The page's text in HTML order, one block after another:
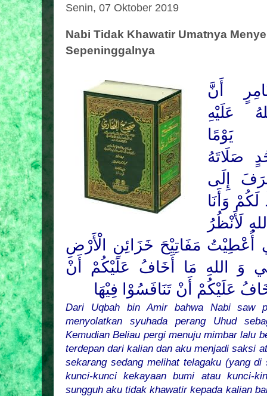
Senin, 07 Oktober 2019
Nabi Tidak Khawatir Umatnya
Sepeninggalnya
أَنَّ
عَلَيْهِ
صَلَاتَهُ
إِلَى
وَأَنَا
لَأَنْظُرُ
أُعْطِيْتُ مَفَاتِيْحَ خَزَائِنِ الْأَرْضِ
وَ اللهِ مَا أَخَافُ عَلَيْكُمْ أَنْ
عَلَيْكُمْ أَنْ تَنَافَسُوْا فِيْهَا
Dari Uqbah bin Amir bahwa Nabi saw
menyolatkan syuhada perang Uhud
Kemudian Beliau pergi menuju mimbar lalu
terdepan dari kalian dan aku menjadi saksi
sekarang sedang melihat telagaku (yang
kunci-kunci kekayaan bumi atau kunci-
sungguh aku tidak khawatir kepada kalian